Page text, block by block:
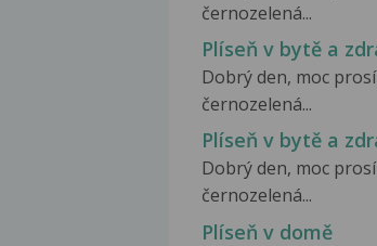
černozelená...
Plíseň v bytě a
Dobrý den, moc
černozelená...
Plíseň v bytě a
Dobrý den, moc
černozelená...
Plíseň v domě